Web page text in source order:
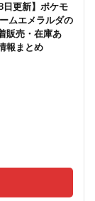
日更新】ポケモ
ムエメラルダの
販売・在庫あ
報まとめ